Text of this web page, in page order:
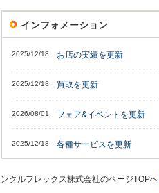
インフォメーション
2025/12/18 お店の実績を更新
2025/12/18 買取を更新
2026/08/01 フェア&イベントを更新
2025/12/18 各種サービスを更新
クルフレックス株式会社のページTOPへ